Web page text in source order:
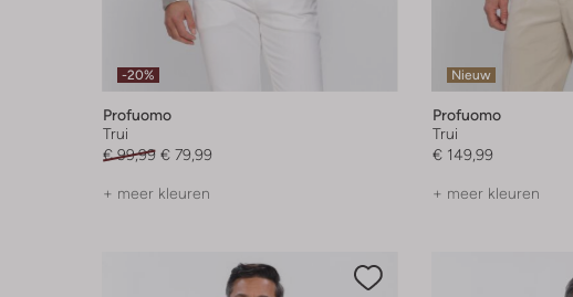
-20%
Profuomo
Trui
€ 99,99 € 79,99
+ meer kleuren
Nieuw
Profuomo
Trui
€ 149,99
+ meer kleuren